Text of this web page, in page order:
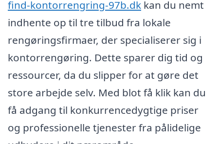
find-kontorrengring-97b.dk kan du nemt
indhente op til tre tilbud fra lokale
rengøringsfirmaer, der specialiserer sig i
kontorrengøring. Dette sparer dig tid og
ressourcer, da du slipper for at gøre det
store arbejde selv. Med blot få klik kan du
få adgang til konkurrencedygtige priser
og professionelle tjenester fra pålidelige